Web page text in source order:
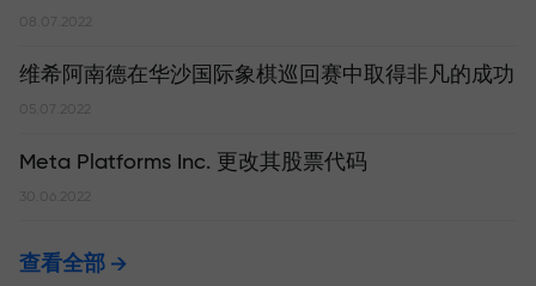
08.07.2022
维希阿南德在华沙国际象棋巡回赛中取得非凡的成功
Meta Platforms Inc. 更改其股票代码
30.06.2022
查看全部